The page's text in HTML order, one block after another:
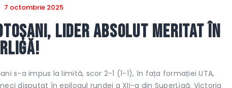
7 octombrie 2025
lider ABSOLUT meritat în
s-a impus la limită, scor 2-1 (1-1), în fața formației UTA,
disputat în epilogul rundei a XII-a din SuperLigă. Victoria